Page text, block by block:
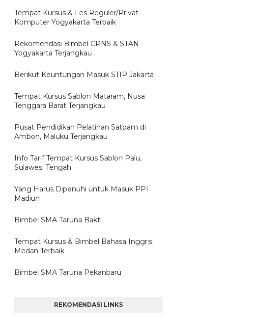
Tempat Kursus & Les Reguler/Privat
Komputer Yogyakarta Terbaik
Rekomendasi Bimbel CPNS & STAN
Yogyakarta Terjangkau
Berikut Keuntungan Masuk STIP Jakarta
Tempat Kursus Sablon Mataram, Nusa
Tenggara Barat Terjangkau
Pusat Pendidikan Pelatihan Satpam di
Ambon, Maluku Terjangkau
Info Tarif Tempat Kursus Sablon Palu,
Sulawesi Tengah
Yang Harus Dipenuhi untuk Masuk PPI
Madiun
Bimbel SMA Taruna Bakti
Tempat Kursus & Bimbel Bahasa Inggris
Medan Terbaik
Bimbel SMA Taruna Pekanbaru
REKOMENDASI LINKS